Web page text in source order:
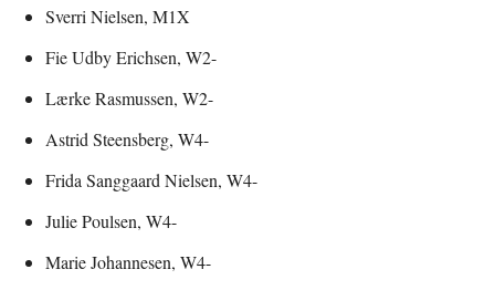
Sverri Nielsen, M1X
Fie Udby Erichsen, W2-
Lærke Rasmussen, W2-
Astrid Steensberg, W4-
Frida Sanggaard Nielsen, W4-
Julie Poulsen, W4-
Marie Johannesen, W4-